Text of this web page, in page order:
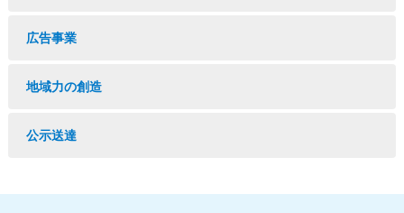
広告事業
地域力の創造
公示送達